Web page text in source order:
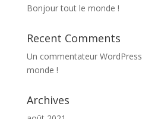
Bonjour tout le monde !
Recent Comments
Un commentateur WordPress
monde !
Archives